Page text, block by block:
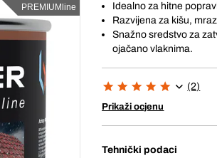
PREMIUMline
Idealno za hitne
Razvijena za kišu,
Snažno sredstvo za
ojačano vlaknima.
(2)
Prikaži ocjenu
Tehnički podaci